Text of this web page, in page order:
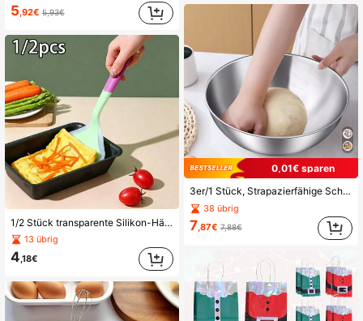
5,92€ 5,93€
1/2 Stück transparente Silikon-Hähnchen-Rollen-Spatel, hitzebeständiges Küchenwerkzeug, Pizza-Pfannkuchen-Antihaft-Pfannen-Spatel, geeignet als Backschaber, Bratpfannen-Spatel für Zuhause
13 übrig
4 ,18€
0,01€ sparen
3er/1 Stück, Strapazierfähige Schüsseln Aus Edelstahl Für Mühelose Küchen Vorbereitung Und Aufbewahrung, Küchenschüsseln Mit Messmarken Zum Salat, Backen, Rühren - Schwarze, Langlebige Und Tief Runde Schüssel-set
38 übrig
7,87€ 7,88€